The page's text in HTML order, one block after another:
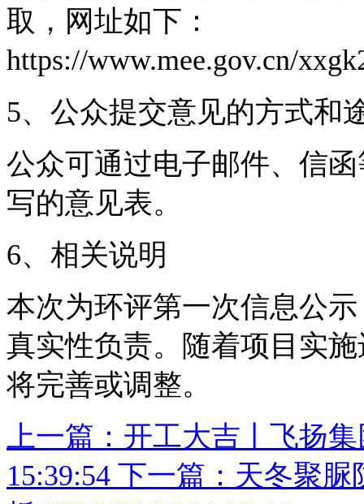
取，网址如下：
https://www.mee.gov.cn/
5、公众提交意见的方式和
公众可通过电子邮件、信
写的意见表。
6、相关说明
本次为环评第一次信息公
真实性负责。随着项目实
将完善或调整。
上一篇：开工大吉丨飞扬
15:39:54 下一篇：天冬聚脲